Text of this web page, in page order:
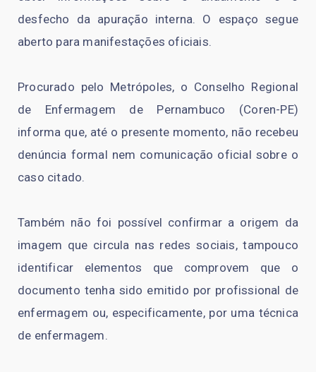
desfecho da apuração interna. O espaço segue
aberto para manifestações oficiais.
Procurado pelo Metrópoles, o Conselho Regional
de Enfermagem de Pernambuco (Coren-PE)
informa que, até o presente momento, não recebeu
denúncia formal nem comunicação oficial sobre o
caso citado.
Também não foi possível confirmar a origem da
imagem que circula nas redes sociais, tampouco
identificar elementos que comprovem que o
documento tenha sido emitido por profissional de
enfermagem ou, especificamente, por uma técnica
de enfermagem.